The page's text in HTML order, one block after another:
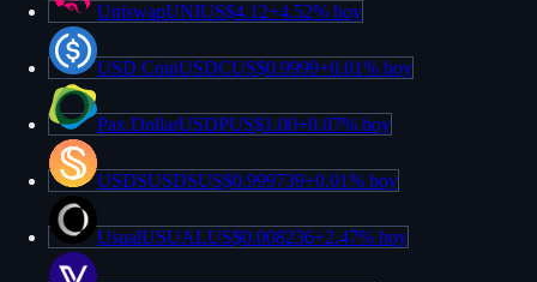
UniswapUNIUS$4.12+4.52% hoy
USD CoinUSDCUS$0.9999+0.01% hoy
Pax DollarUSDPUS$1.00+0.07% hoy
USDSUSDSUS$0.999739+0.01% hoy
UsualUSUALUS$0.008236+2.47% hoy